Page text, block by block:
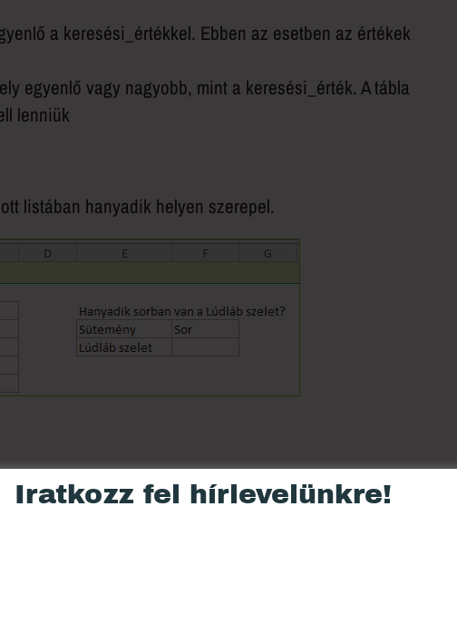
a keresési_értékkel. Ebben az esetben az értékek
egyenlő vagy nagyobb, mint a keresési_érték. A tábla
lenniük
listában hanyadik helyen szerepel.
szeletet, a E20-as cellában
listában van
Iratkozz fel hírlevelünkre!